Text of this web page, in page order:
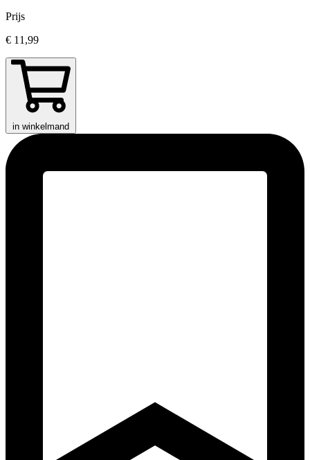
Prijs
€ 11,99
in winkelmand